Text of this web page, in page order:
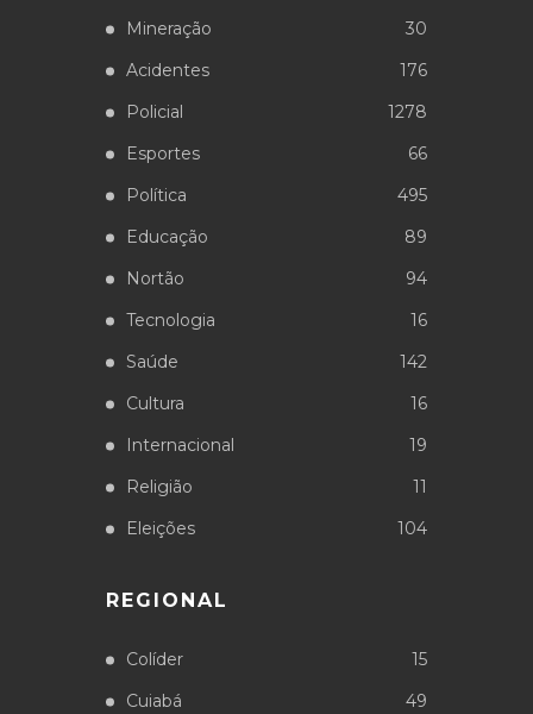
Mineração
30
Acidentes
176
Policial
1278
Esportes
66
Política
495
Educação
89
Nortão
94
Tecnologia
16
Saúde
142
Cultura
16
Internacional
19
Religião
11
Eleições
104
REGIONAL
Colíder
15
Cuiabá
49